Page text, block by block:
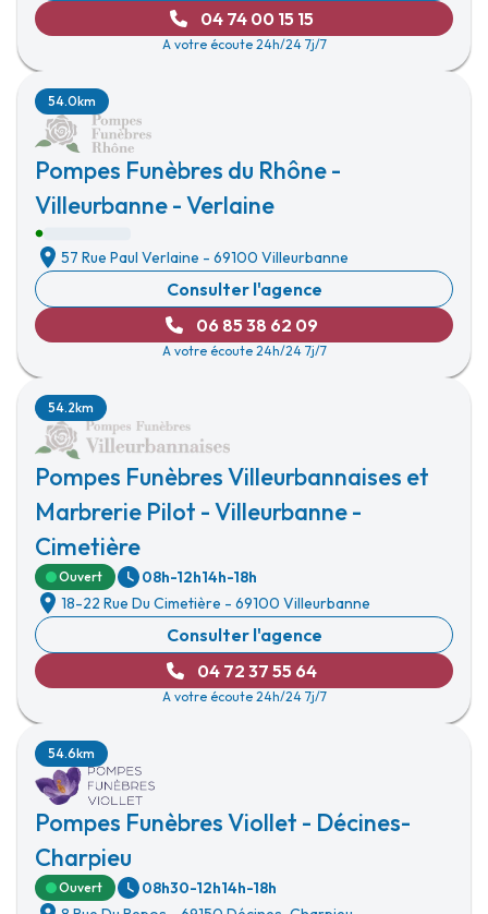
04 74 00 15 15
A votre écoute 24h/24 7j/7
Pompes Funèbres du Rhône -
Villeurbanne - Verlaine
54.0km
57 Rue Paul Verlaine - 69100 Villeurbanne
Consulter l'agence
06 85 38 62 09
A votre écoute 24h/24 7j/7
Pompes Funèbres Villeurbannaises et
Marbrerie Pilot - Villeurbanne -
Cimetière
54.2km
Ouvert 08h-12h14h-18h
18-22 Rue Du Cimetière - 69100 Villeurbanne
Consulter l'agence
04 72 37 55 64
A votre écoute 24h/24 7j/7
Pompes Funèbres Viollet - Décines-
Charpieu
54.6km
Ouvert 08h30-12h14h-18h